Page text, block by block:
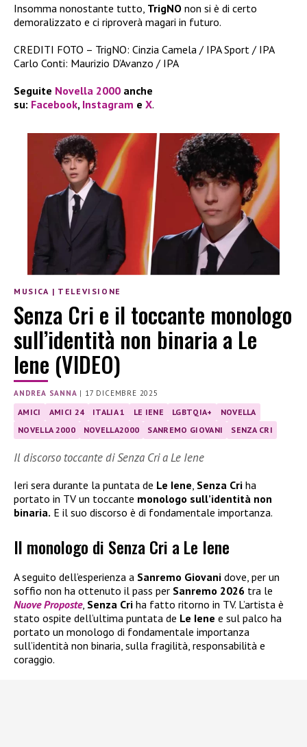
Insomma nonostante tutto, TrigNO non si è di certo
demoralizzato e ci riproverà magari in futuro.
CREDITI FOTO – TrigNO: Cinzia Camela / IPA Sport / IPA
Carlo Conti: Maurizio D’Avanzo / IPA
Seguite Novella 2000 anche
su: Facebook, Instagram e X.
MUSICA | TELEVISIONE
Senza Cri e il toccante monologo
sull’identità non binaria a Le
Iene (VIDEO)
ANDREA SANNA | 17 DICEMBRE 2025
AMICI AMICI 24 ITALIA 1 LE IENE LGBTQIA+
NOVELLA
NOVELLA 2000
NOVELLA2000 SANREMO GIOVANI SENZA CRI
Il discorso toccante di Senza Cri a Le Iene
Ieri sera durante la puntata de Le Iene Senza Cri ha
portato in TV un toccante monologo sull’identità non
binaria. E il suo discorso è di fondamentale importanza.
Il monologo di Senza Cri a Le Iene
A seguito dell’esperienza a Sanremo Giovani dove, per un
soffio non ha ottenuto il pass per Sanremo 2026 tra le
Nuove Proposte, Senza Cri ha fatto ritorno in TV. L’artista è
stato ospite dell’ultima puntata de Le Iene e sul palco ha
portato un monologo di fondamentale importanza
sull’identità non binaria, sulla fragilità, responsabilità e
coraggio.